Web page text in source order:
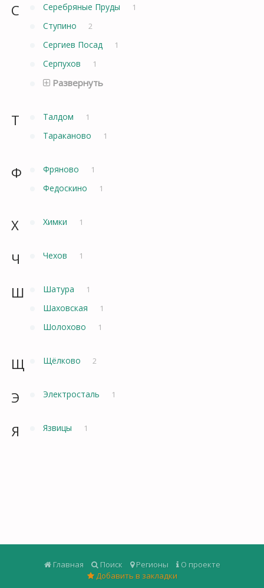
С Серебряные Пруды 1
Ступино 2
Сергиев Посад 1
Серпухов 1
Развернуть
Т Талдом 1
Тараканово 1
Ф Фряново 1
Федоскино 1
Х Химки 1
Ч Чехов 1
Ш Шатура 1
Шаховская 1
Шолохово 1
Щ Щёлково 2
Э Электросталь 1
Я Язвицы 1
Главная Поиск Регионы
О проекте
Добавить в закладки